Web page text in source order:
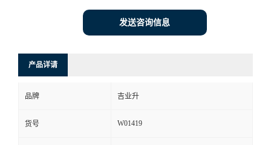
发送咨询信息
产品详请
品牌 吉业升
货号 W01419